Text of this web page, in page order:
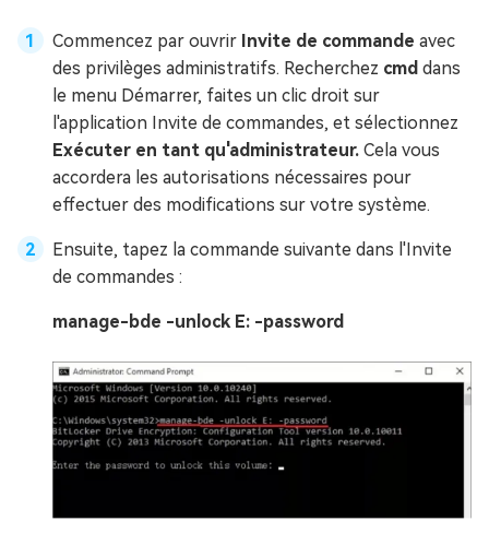
Commencez par ouvrir Invite de commande avec
des privilèges administratifs. Recherchez cmd dans
le menu Démarrer, faites un clic droit sur
l'application Invite de commandes, et sélectionnez
Exécuter en tant qu'administrateur. Cela vous
accordera les autorisations nécessaires pour
effectuer des modifications sur votre système.
Ensuite, tapez la commande suivante dans l'Invite
de commandes :
manage-bde -unlock E: -password